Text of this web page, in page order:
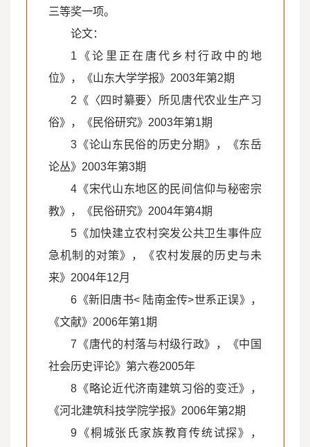
三等奖一项。
论文：
1《论里正在唐代乡村行政中的地
位》，《山东大学学报》2003年第2期
2《〈四时纂要〉所见唐代农业生产习
俗》，《民俗研究》2003年第1期
3《论山东民俗的历史分期》，《东岳
论丛》2003年第3期
4《宋代山东地区的民间信仰与秘密宗
教》，《民俗研究》2004年第4期
5《加快建立农村突发公共卫生事件应
急机制的对策》，《农村发展的历史与未
来》2004年12月
6《新旧唐书< 陆南金传>世系正误》，
《文献》2006年第1期
7《唐代的村落与村级行政》，《中国
社会历史评论》第六卷2005年
8《略论近代济南建筑习俗的变迁》，
《河北建筑科技学院学报》2006年第2期
9《桐城张氏家族教育传统试探》，